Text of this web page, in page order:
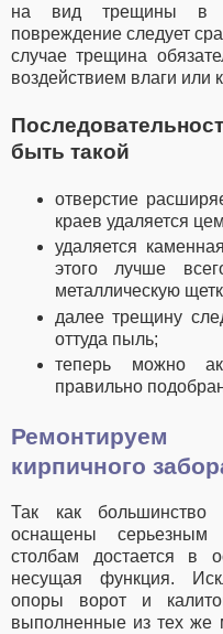
на вид трещины в
повреждение следует
случае трещина
воздействием влаги или
быть такой
отверстие
краев удаляется
удаляется
этого лучше
металлическую
далее трещину
оттуда пыль;
теперь можно
правильно
кирпичного
Так как
оснащены
столбам достается в
несущая функция.
опоры ворот и
выполненные из тех же